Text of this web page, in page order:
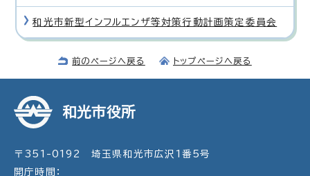
和光市新型インフルエンザ等対策行動計画策定委員会
前のページへ戻る トップページへ戻る
和光市役所
〒351-0192 埼玉県和光市広沢1番5号
開庁時間：